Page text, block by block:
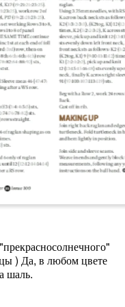
) Да, в любом цвете
шаль.